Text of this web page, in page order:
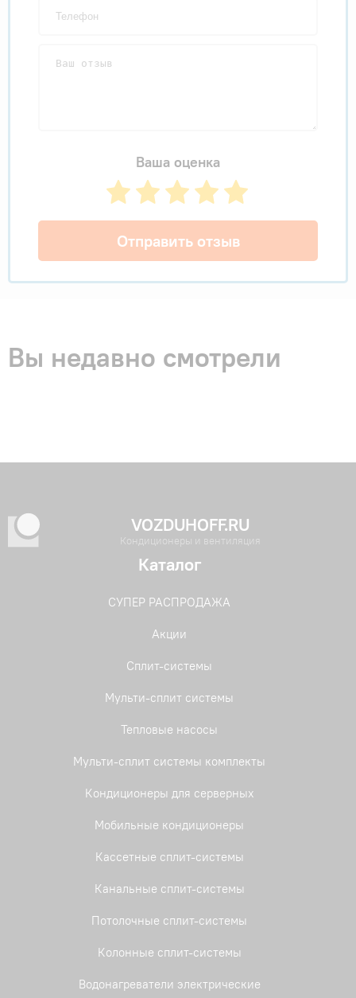
Ваша оценка
Отправить отзыв
Вы недавно смотрели
VOZDUHOFF.RU
Кондиционеры и вентиляция
Каталог
СУПЕР РАСПРОДАЖА
Акции
Сплит-системы
Мульти-сплит системы
Тепловые насосы
Мульти-сплит системы комплекты
Кондиционеры для серверных
Мобильные кондиционеры
Кассетные сплит-системы
Канальные сплит-системы
Потолочные сплит-системы
Колонные сплит-системы
Водонагреватели электрические